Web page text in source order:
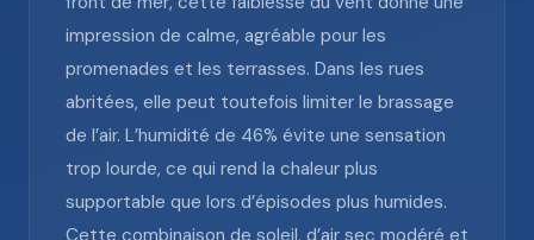
impression de calme, agréable pour les
promenades et les terrasses. Dans les rues
abritées, elle peut toutefois limiter le brassage
de l’air. L’humidité de 46% évite une sensation
trop lourde, ce qui rend la chaleur plus
supportable que lors d’épisodes plus humides.
Cette combinaison de soleil, d’air sec modéré et